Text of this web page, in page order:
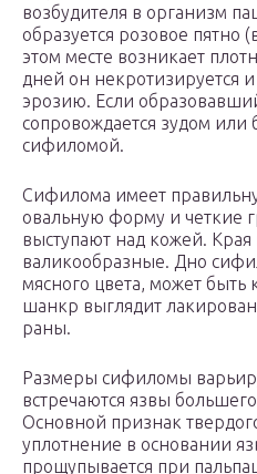
возбудителя в организм
образуется розовое пятно
этом месте возникает
дней он некротизируется
эрозию. Если
сопровождается зудом или
сифиломой.
Сифилома имеет
овальную форму и четкие
выступают над кожей. Края
валикообразные. Дно
мясного цвета, может быть
шанкр выглядит
раны.
Размеры сифиломы
встречаются язвы
Основной признак
уплотнение в основании
прощупывается при